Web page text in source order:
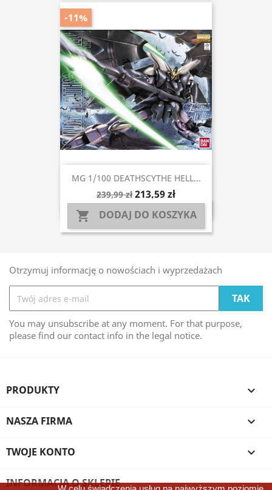
MG 1/100 DEATHSCYTHE HELL...
239,99 zł 213,59 zł
 DODAJ DO KOSZYKA
-11%
Otrzymuj informację o nowościach i wyprzedażach
You may unsubscribe at any moment. For that purpose,
please find our contact info in the legal notice.
PRODUKTY 
NASZA FIRMA 
TWOJE KONTO 
INFORMACJA O SKLEPIE